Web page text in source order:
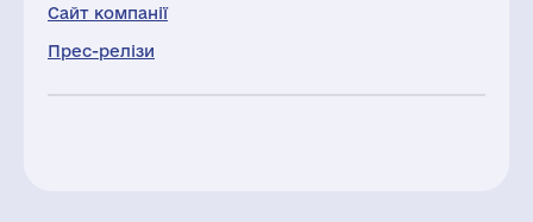
Сайт компанії
Прес-релізи